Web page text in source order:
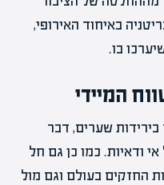
באיחוד האירופי,
בו.
בירידות שערים, דבר
ודאיות. כמו כן גם חל
החזקים בעולם וגם מול